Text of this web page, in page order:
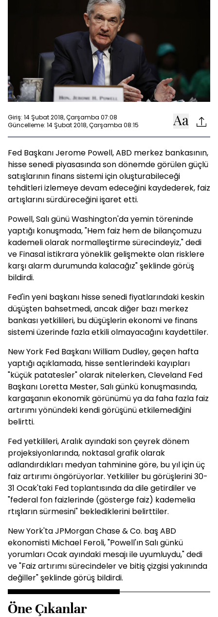
Giriş: 14 Şubat 2018, Çarşamba 07:08
Güncelleme: 14 Şubat 2018, Çarşamba 08:15
Fed Başkanı Jerome Powell, ABD merkez bankasının,
hisse senedi piyasasında son dönemde görülen güçlü
satışlarının finans sistemi için oluşturabileceği
tehditleri izlemeye devam edeceğini kaydederek, faiz
artışlarını sürdüreceğini işaret etti.
Powell, Salı günü Washington'da yemin töreninde
yaptığı konuşmada, "Hem faiz hem de bilançomuzu
kademeli olarak normalleştirme sürecindeyiz," dedi
ve Finasal istikrara yöneklik gelişmekte olan risklere
karşı alarm durumunda kalacağız" şeklinde görüş
bildirdi.
Fed'in yeni başkanı hisse senedi fiyatlarındaki keskin
düşüşten bahsetmedi, ancak diğer bazı merkez
bankası yetkilileri, bu düşüşlerin ekonomi ve finans
sistemi üzerinde fazla etkili olmayacağını kaydettiler.
New York Fed Başkanı William Dudley, geçen hafta
yaptığı açıklamada, hisse sentlerindeki kayıpları
"küçük patatesler" olarak nitelerken, Cleveland Fed
Başkanı Loretta Mester, Salı günkü konuşmasında,
kargaşanın ekonomik görünümü ya da faha fazla faiz
artırımı yönündeki kendi görüşünü etkilemediğini
belirtti.
Fed yetkilileri, Aralık ayındaki son çeyrek dönem
projeksiyonlarında, noktasal grafik olarak
adlandırdıkları medyan tahminine göre, bu yıl için üç
faiz artırımı öngörüyorlar. Yetkililer bu görüşlerini 30-
31 Ocak'taki Fed toplantısında da dile getirdiler ve
"federal fon faizlerinde (gösterge faiz) kademelia
rtışların sürmesini" beklediklerini belirttiler.
New York'ta JPMorgan Chase & Co. baş ABD
ekonomisti Michael Feroli, "Powell'ın Salı günkü
yorumları Ocak ayındaki mesajı ile uyumluydu," dedi
ve "Faiz artırımı sürecindeler ve bitiş çizgisi yakınında
değiller" şeklinde görüş bildirdi.
Öne Çıkanlar